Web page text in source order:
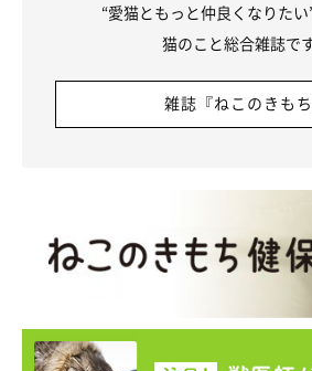
“愛猫ともっと仲良くなりた
猫のこと総合雑誌です
雑誌『ねこのきもち